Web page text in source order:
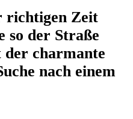
richtigen Zeit
so der Straße
der charmante
nach einem